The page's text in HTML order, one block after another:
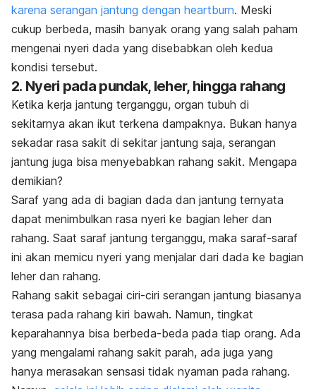
karena serangan jantung dengan heartburn. Meski
cukup berbeda, masih banyak orang yang salah paham
mengenai nyeri dada yang disebabkan oleh kedua
kondisi tersebut.
2. Nyeri pada pundak, leher, hingga rahang
Ketika kerja jantung terganggu, organ tubuh di
sekitarnya akan ikut terkena dampaknya. Bukan hanya
sekadar rasa sakit di sekitar jantung saja, serangan
jantung juga bisa menyebabkan rahang sakit. Mengapa
demikian?
Saraf yang ada di bagian dada dan jantung ternyata
dapat menimbulkan rasa nyeri ke bagian leher dan
rahang. Saat saraf jantung terganggu, maka saraf-saraf
ini akan memicu nyeri yang menjalar dari dada ke bagian
leher dan rahang.
Rahang sakit sebagai ciri-ciri serangan jantung biasanya
terasa pada rahang kiri bawah. Namun, tingkat
keparahannya bisa berbeda-beda pada tiap orang. Ada
yang mengalami rahang sakit parah, ada juga yang
hanya merasakan sensasi tidak nyaman pada rahang.